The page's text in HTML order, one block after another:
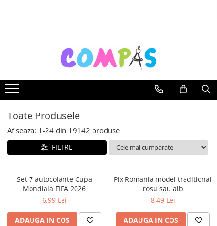
Noutăți Librăria Compas
Souvenir România
Rechizite școlare
Instrumente de scris
Stilouri școlare
Rollere și finelinere
Markere și textmarkere
Creioane grafice
Creioane colorate
Creioane cerate
Radiere
Toate Produsele
Afiseaza: 1-24 din 19142 produse
FILTRE
Set 7 autocolante Cupa
Mondiala FIFA 2026
6,99 Lei
ADAUGA IN COS
Pix Romania model traditional
rosu sau alb
8,49 Lei
ADAUGA IN COS